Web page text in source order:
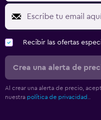
Recibir las ofertas
Crea una alerta de
Al crear una alerta de precio,
nuestra política de privacidad.